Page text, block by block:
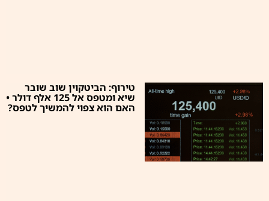
טירוף: הביטקוין שוב שובר
שיא ומטפס אל 125 אלף דולר •
האם הוא צפוי להמשיך לטפס?